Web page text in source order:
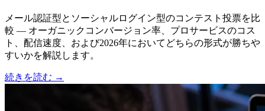
メール認証型とソーシャルログイン型のコンテスト投票を比
較 — オーガニックコンバージョン率、プロサービスのコス
ト、配信速度、および2026年においてどちらの形式が勝ちや
すいかを解説します。
続きを読む →